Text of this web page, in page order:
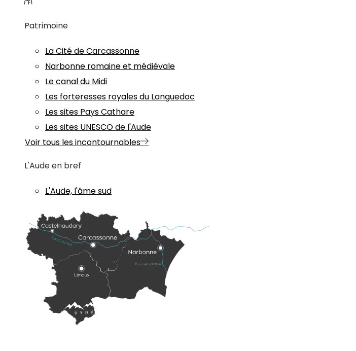
Patrimoine
La Cité de Carcassonne
Narbonne romaine et médiévale
Le canal du Midi
Les forteresses royales du Languedoc
Les sites Pays Cathare
Les sites UNESCO de l'Aude
Voir tous les incontournables
L'Aude en bref
L'Aude, l'âme sud